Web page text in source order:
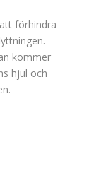
förhindra
kommer
hjul och